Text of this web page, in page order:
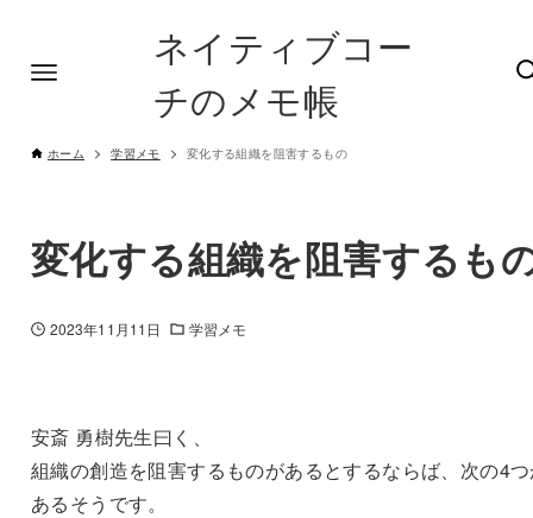
ネイティブコー
チのメモ帳
ホーム 学習メモ 変化する組織を阻害するもの
変化する組織を阻害するも
2023年11月11日 学習メモ
安斎 勇樹先生曰く、
組織の創造を阻害するものがあるとするならば、次の4
あるそうです。